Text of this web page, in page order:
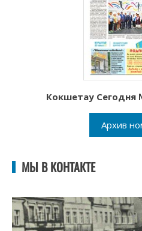
Кокшетау Сегодня
Архив
МЫ В КОНТАКТЕ